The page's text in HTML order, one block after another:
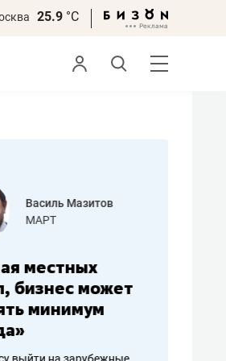
25.9 °С
Василь Мазитов
МАРТ
местных
бизнес может
минимум